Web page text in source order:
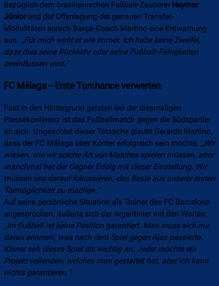
Bezüglich dem brasilianischen Fußball-Zauberer Neymar
Júniorund der Offenlegung der genauen Transfer-
Modalitäten sprach Barça-Coach Martino eine Entwarnung
aus. „Für mich wirkt er wie immer. Ich habe keine Zweifel,
dass dies seine Rückkehr oder seine Fußball-Fähigkeiten
beeinflussen wird.“
FC Málaga – Erste Torchance verwerten
Fast in den Hintergrund geraten bei der diesmaligen
Pressekonferenz ist das Fußballmatch gegen die Südspanier
an sich. Ungeachtet dieser Tatsache glaubt Gerardo Martino,
dass der FC Málaga über Konter erfolgreich sein möchte. „Wir
wissen, wie wir solche Art von Matches spielen müssen, aber
manchmal hat der Gegner Erfolg mit dieser Einstellung. Wir
müssen uns darauf fokussieren, das Beste aus unserer ersten
Tormöglichkeit zu machen.“
Auf seine persönliche Situation als Trainer des FC Barcelona
angesprochen, äußerte sich der Argentinier mit den Worten:
„Im Fußball ist keine Position garantiert. Man muss sich nur
daran erinnern, was nach dem Spiel gegen Ajax passierte.
Keiner sah dieses Spiel als wichtig an. Jeder möchte ein
Projekt vollenden, welches man gestartet hat, aber ich kann
nichts garantieren.“